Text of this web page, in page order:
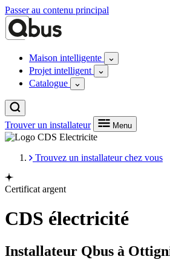
Passer au contenu principal
Maison intelligente
Projet intelligent
Catalogue
Trouver un installateur Menu
Trouvez un installateur chez vous
Certificat argent
CDS électricité
Installateur Qbus à